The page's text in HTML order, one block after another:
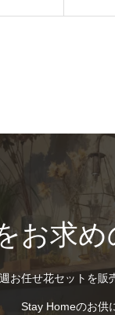
お求
お任せ花セットを販
Stay Homeのお供